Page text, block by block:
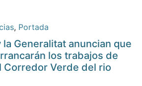
, Portada
la Generalitat anuncian que
los trabajos de
Corredor Verde del rio